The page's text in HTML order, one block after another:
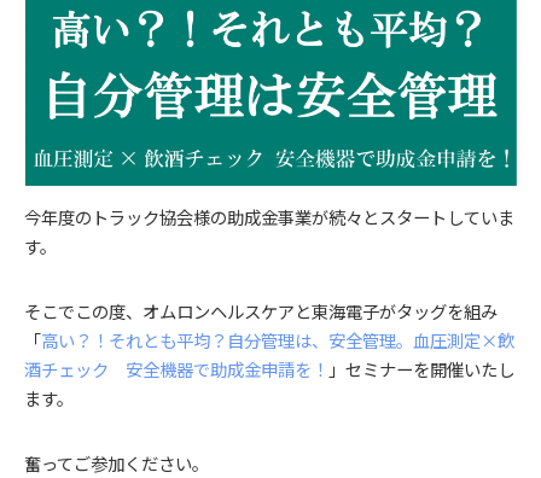
今年度のトラック協会様の助成金事業が続々とスタートしていま
す。
そこでこの度、オムロンヘルスケアと東海電子がタッグを組み
「高い？！それとも平均？自分管理は、安全管理。血圧測定×飲
酒チェック 安全機器で助成金申請を！ 」セミナーを開催いたし
ます。
奮ってご参加ください。